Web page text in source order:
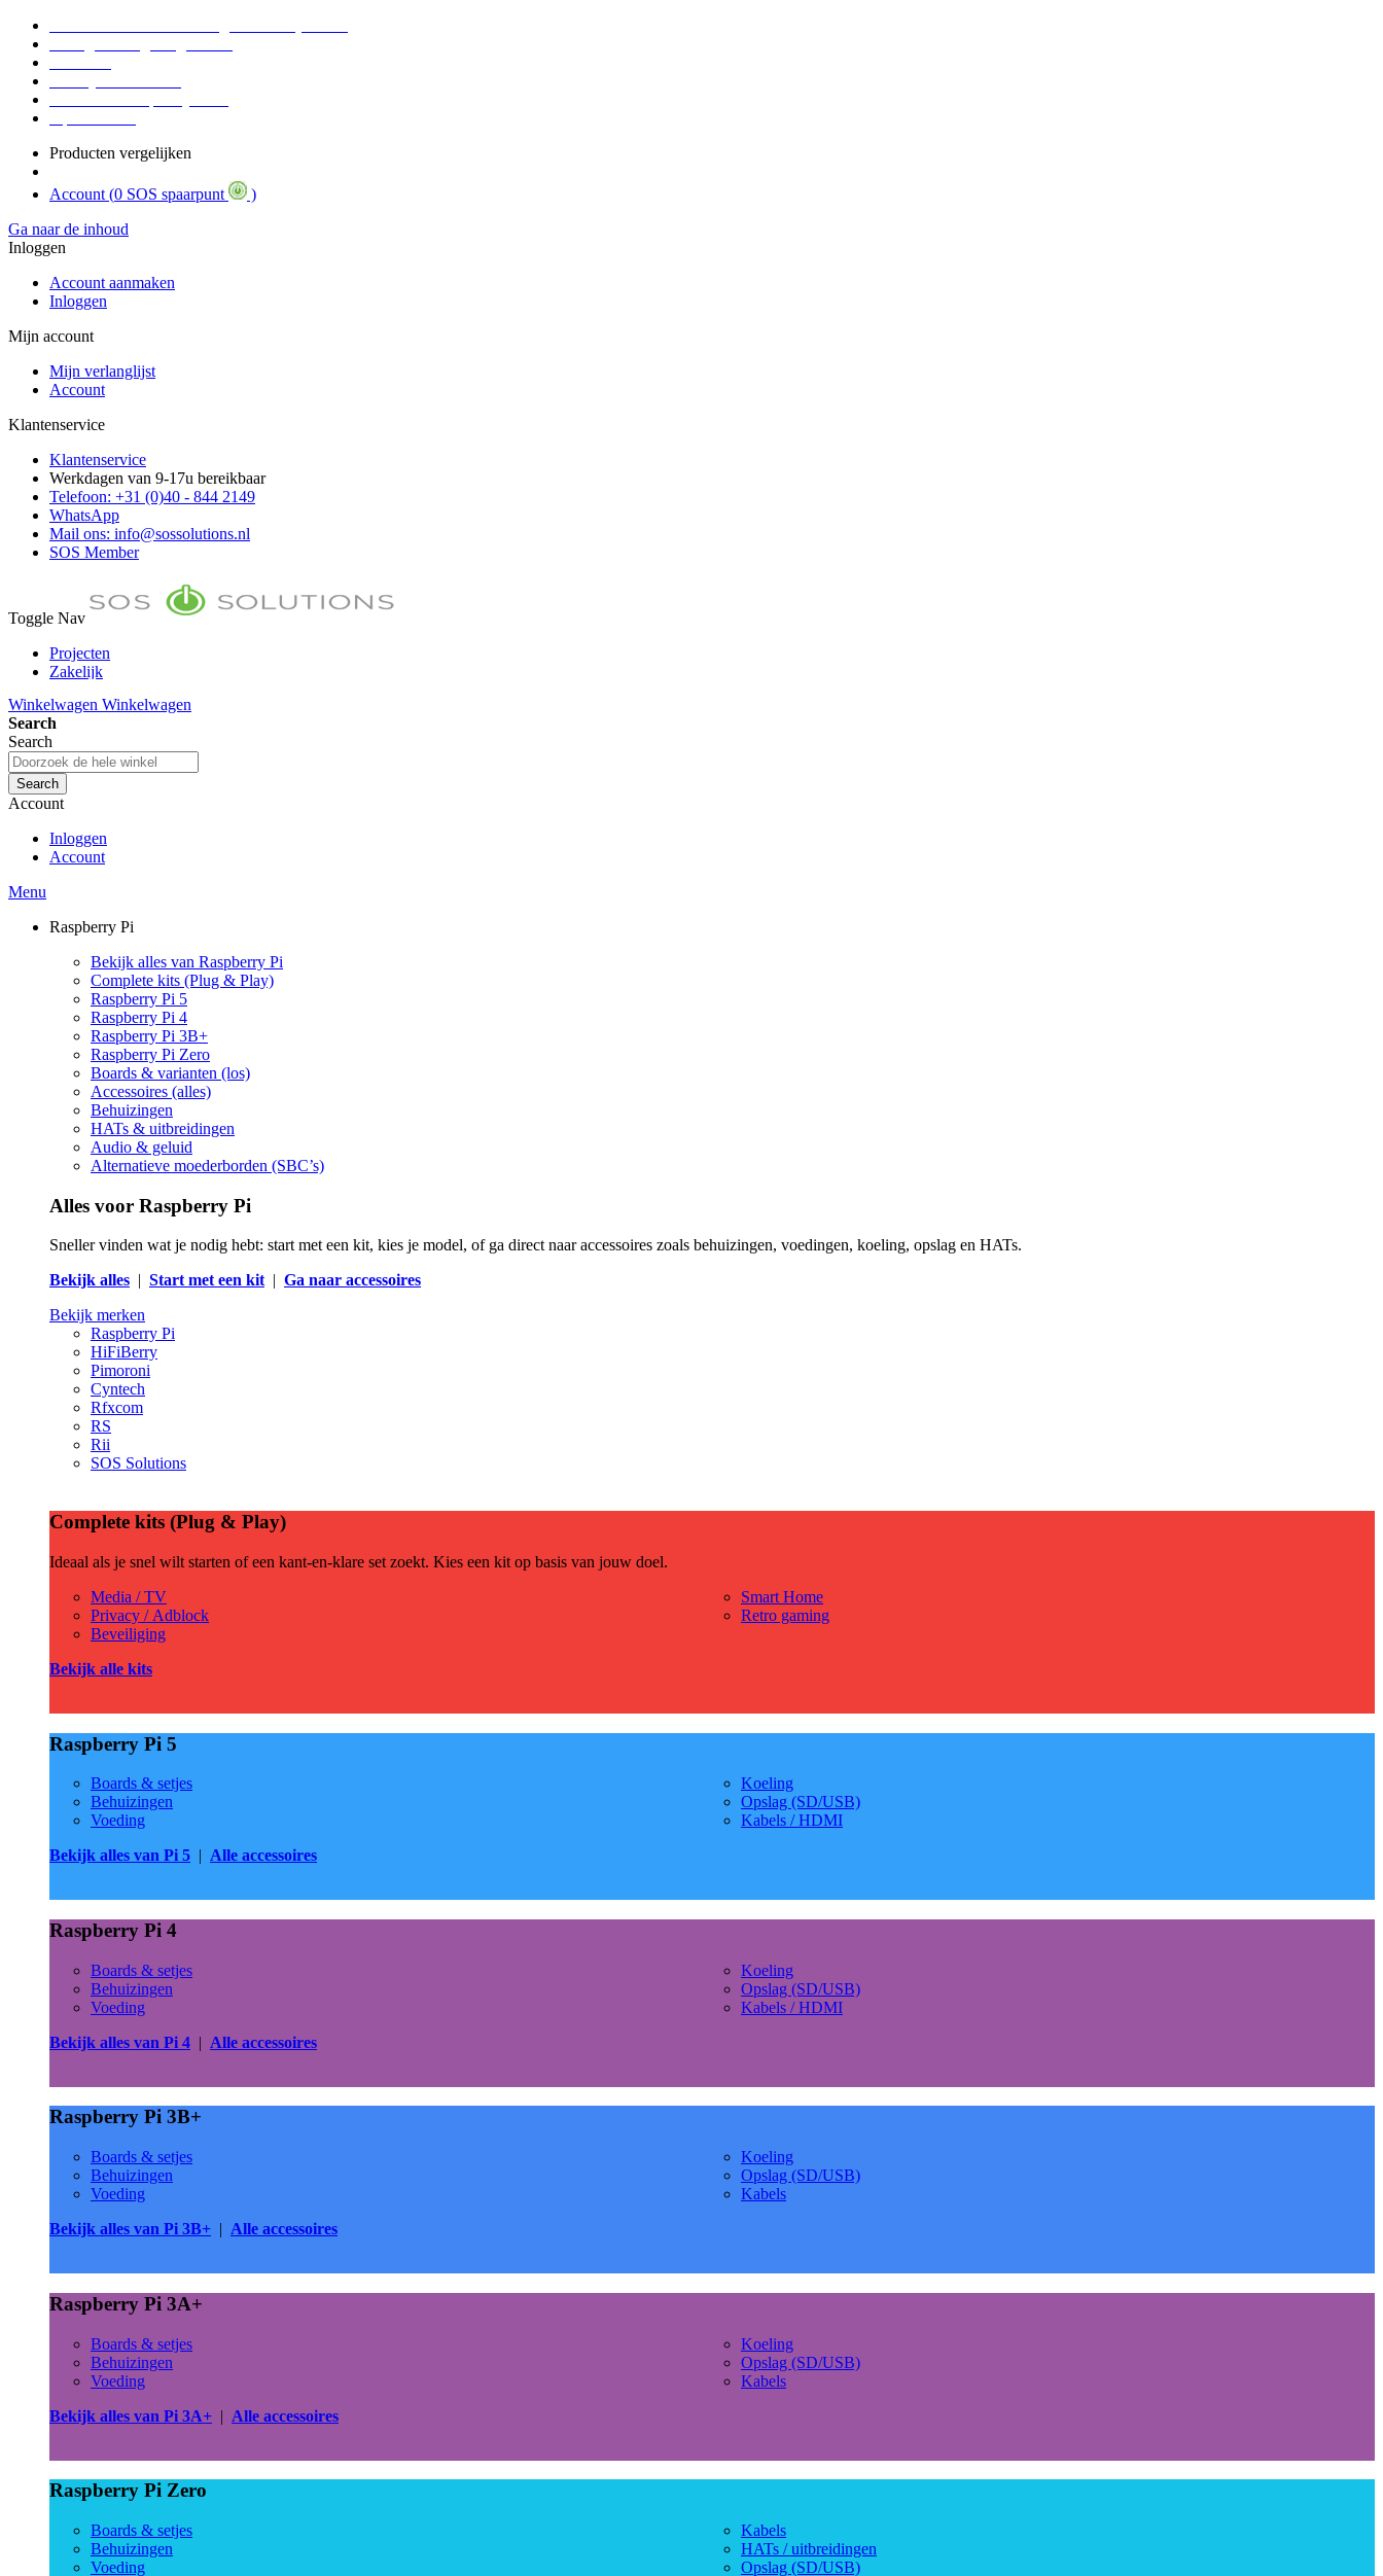
Producten vergelijken
Account (0 SOS spaarpunt
)
Ga naar de inhoud
Inloggen
Account aanmaken
Inloggen
Mijn account
Mijn verlanglijst
Account
Klantenservice
Klantenservice
Werkdagen van 9-17u bereikbaar
Telefoon: +31 (0)40 - 844 2149
WhatsApp
Mail ons: info@sossolutions.nl
SOS Member
Toggle Nav
Projecten
Zakelijk
Toon prijzen Incl. BTW
Toon prijzen Excl. BTW
Winkelwagen Winkelwagen
Search
Search
Search
Account
Inloggen
Account
Menu
Raspberry Pi
Bekijk alles van Raspberry Pi
Complete kits (Plug & Play)
Raspberry Pi 5
Raspberry Pi 4
Raspberry Pi 3B+
Raspberry Pi Zero
Boards & varianten (los)
Accessoires (alles)
Behuizingen
HATs & uitbreidingen
Audio & geluid
Alternatieve moederborden (SBC’s)
Alles voor Raspberry Pi
Sneller vinden wat je nodig hebt: start met een kit, kies je model, of ga direct naar accessoires zoals behuizingen, voedingen, koeling, opslag en HATs.
Bekijk alles | Start met een kit| Ga naar accessoires
Bekijk merken
Raspberry Pi
HiFiBerry
Pimoroni
Cyntech
Rfxcom
RS
Rii
SOS Solutions
Complete kits (Plug & Play)
Ideaal als je snel wilt starten of een kant-en-klare set zoekt. Kies een kit op basis van jouw doel.
Media / TV
Privacy / Adblock
Beveiliging
Smart Home
Retro gaming
Bekijk alle kits
Raspberry Pi 5
Boards & setjes
Behuizingen
Voeding
Koeling
Opslag (SD/USB)
Kabels / HDMI
Bekijk alles van Pi 5 | Alle accessoires
Raspberry Pi 4
Boards & setjes
Behuizingen
Voeding
Koeling
Opslag (SD/USB)
Kabels / HDMI
Bekijk alles van Pi 4 | Alle accessoires
Raspberry Pi 3B+
Boards & setjes
Behuizingen
Voeding
Koeling
Opslag (SD/USB)
Kabels
Bekijk alles van Pi 3B+ | Alle accessoires
Raspberry Pi 3A+
Boards & setjes
Behuizingen
Voeding
Koeling
Opslag (SD/USB)
Kabels
Bekijk alles van Pi 3A+ | Alle accessoires
Raspberry Pi Zero
Boards & setjes
Behuizingen
Voeding
Kabels
HATs / uitbreidingen
Opslag (SD/USB)